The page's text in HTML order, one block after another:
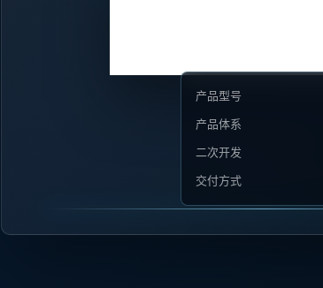
产品型号
产品体系
二次开发
交付方式